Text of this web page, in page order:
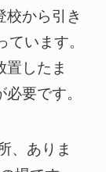
校から引き
います。
置したま
要です。
、ありま